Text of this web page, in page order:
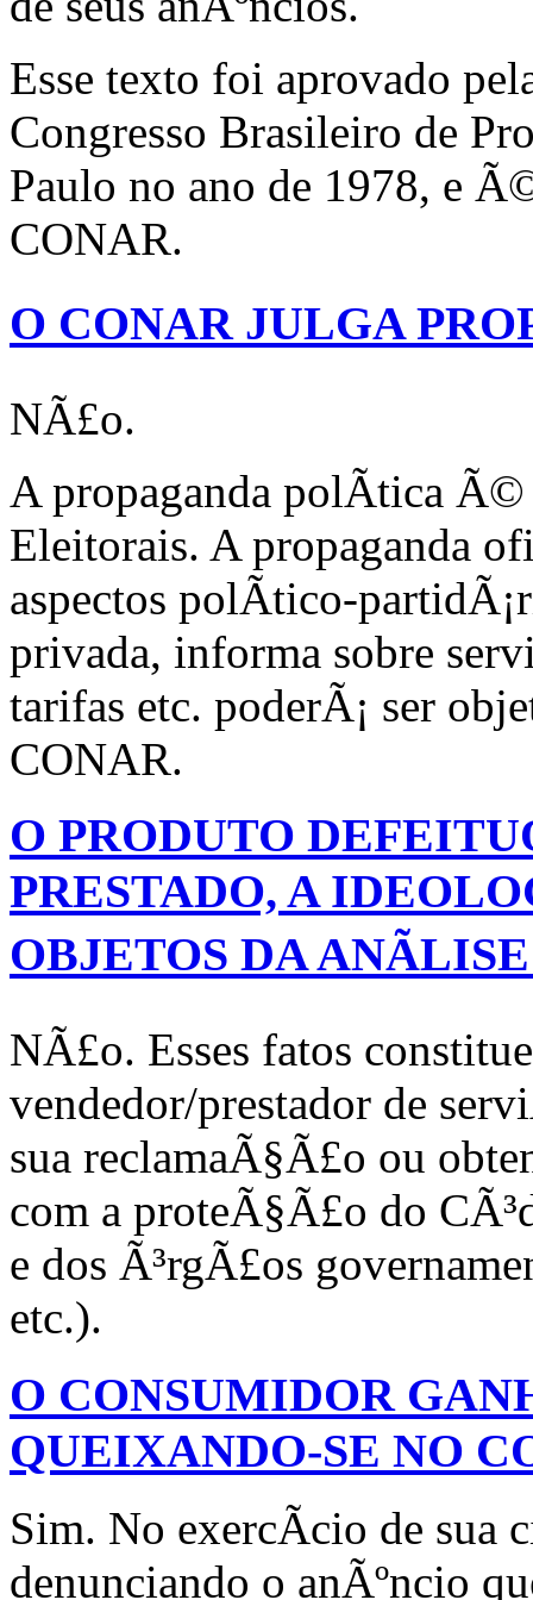
Esse texto foi aprovado
Congresso Brasileiro de
Paulo no ano de 1978, e
CONAR.
O CONAR JULGA
NÃ£o.
A propaganda polÃ­tica
Eleitorais. A propaganda
aspectos polÃ­tico-
privada, informa sobre
tarifas etc. poderÃ¡ ser
CONAR.
O PRODUTO
PRESTADO, A
OBJETOS DA
NÃ£o. Esses fatos
vendedor/prestador de
sua reclamaÃ§Ã£o ou
com a proteÃ§Ã£o do
e dos Ã³rgÃ£os
etc.).
O CONSUMIDOR
QUEIXANDO-SE NO
Sim. No exercÃ­cio de sua
denunciando o anÃºncio